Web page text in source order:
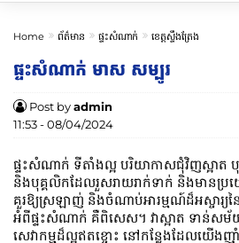
Home ព័ត៌មាន ផ្ទះសំណាក់ ខេត្តស្ទឹងត្រែង
ផ្ទះសំណាក់ មាស សម្បូរ
Post byadmin
11:53 - 08/04/2024
ផ្ទះសំណាក់​ ទីតាំងល្អ បរិយាកាសជុំវិញស្អាត
និងបុគ្គលិកដែលរួសរាយរាក់ទាក់ និងមានប្រ
គួរឱ្យស្រឡាញ់ និងចំណាប់អារម្មណ៍ដ៏អស្ចារ្យ
អំពីផ្ទះ​សំណាក់​ គឺពិសេស។ វាស្អាត ទាន់ស
សេវាកម្មដ៏ល្អឥតខ្ចោះ នៅកន្លែងដែលយើងញ៉